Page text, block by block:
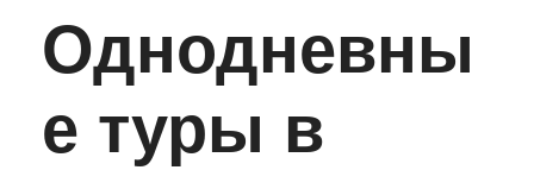
Однодневны
е туры в